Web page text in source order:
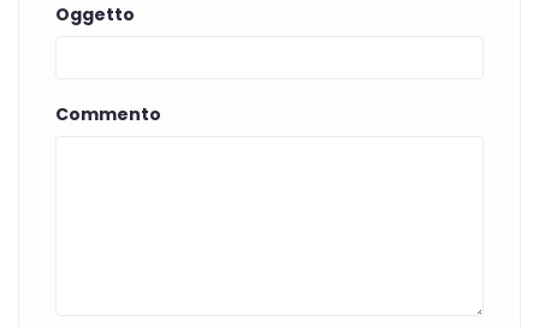
Oggetto
Commento